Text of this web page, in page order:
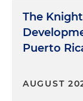
The
Puerto
AUGUST